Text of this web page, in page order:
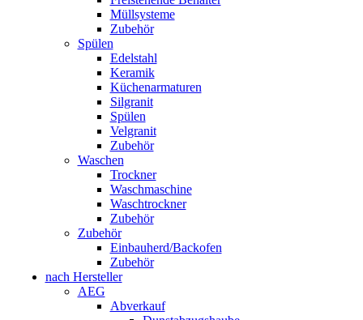
Müllsysteme
Zubehör
Spülen
Edelstahl
Keramik
Küchenarmaturen
Silgranit
Spülen
Velgranit
Zubehör
Waschen
Trockner
Waschmaschine
Waschtrockner
Zubehör
Zubehör
Einbauherd/Backofen
Zubehör
nach Hersteller
AEG
Abverkauf